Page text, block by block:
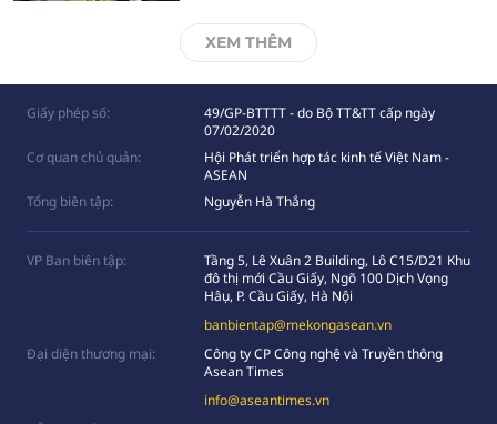
XEM THÊM
Giấy phép số:
49/GP-BTTTT - do Bộ TT&TT cấp ngày
07/02/2020
Cơ quan chủ quản:
Hội Phát triển hợp tác kinh tế Việt Nam -
ASEAN
Tổng biên tập:
Nguyễn Hà Thắng
VP Ban biên tập:
Tầng 5, Lê Xuân 2 Building, Lô C15/D21 Khu
đô thị mới Cầu Giấy, Ngõ 100 Dịch Vọng
Hâụ, P. Cầu Giấy, Hà Nội
banbientap@mekongasean.vn
Đại diện thương mại:
Công ty CP Công nghệ và Truyền thông
Asean Times
info@aseantimes.vn